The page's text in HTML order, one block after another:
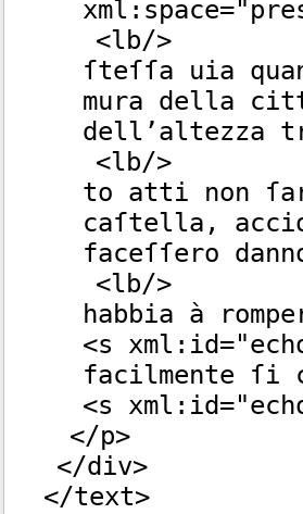
xml:space="
<lb/>
ſteſſa uia
mura della
dell’altezza
<lb/>
to atti non
caſtella,
faceſſero
<lb/>
habbia à
<s xml:id="
facilmente ſi
<s xml:id="
</p>
</div>
</text>